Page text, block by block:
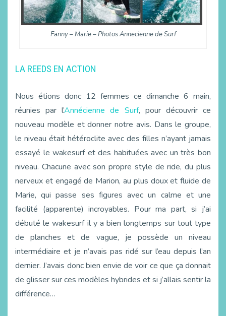
Fanny – Marie – Photos Annecienne de Surf
LA REEDS EN ACTION
Nous étions donc 12 femmes ce dimanche 6 main,
réunies par l’Annécienne de Surf, pour découvrir ce
nouveau modèle et donner notre avis. Dans le groupe,
le niveau était hétéroclite avec des filles n’ayant jamais
essayé le wakesurf et des habituées avec un très bon
niveau. Chacune avec son propre style de ride, du plus
nerveux et engagé de Marion, au plus doux et fluide de
Marie, qui passe ses figures avec un calme et une
facilité (apparente) incroyables. Pour ma part, si j’ai
débuté le wakesurf il y a bien longtemps sur tout type
de planches et de vague, je possède un niveau
intermédiaire et je n’avais pas ridé sur l’eau depuis l’an
dernier. J’avais donc bien envie de voir ce que ça donnait
de glisser sur ces modèles hybrides et si j’allais sentir la
différence…